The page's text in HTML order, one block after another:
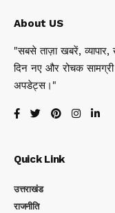
About US
"सबसे ताज़ा खबरें,
दिन नए और रोचक
अपडेट्स।"
Quick Link
उत्तराखंड
राजनीति